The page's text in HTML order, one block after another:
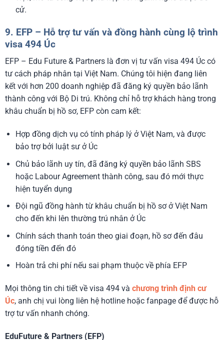
cử.
9. EFP – Hỗ trợ tư vấn và đồng hành cùng lộ trình
visa 494 Úc
EFP – Edu Future & Partners là đơn vị tư vấn visa 494 Úc có
tư cách pháp nhân tại Việt Nam. Chúng tôi hiện đang liên
kết với hơn 200 doanh nghiệp đã đăng ký quyền bảo lãnh
thành công với Bộ Di trú. Không chỉ hỗ trợ khách hàng trong
khâu chuẩn bị hồ sơ, EFP còn cam kết:
Hợp đồng dịch vụ có tính pháp lý ở Việt Nam, và được
bảo trợ bởi luật sư ở Úc
Chủ bảo lãnh uy tín, đã đăng ký quyền bảo lãnh SBS
hoặc Labour Agreement thành công, sau đó mới thực
hiện tuyển dụng
Đội ngũ đồng hành từ khâu chuẩn bị hồ sơ ở Việt Nam
cho đến khi lên thường trú nhân ở Úc
Chính sách thanh toán theo giai đoạn, hồ sơ đến đâu
đóng tiền đến đó
Hoàn trả chi phí nếu sai phạm thuộc về phía EFP
Mọi thông tin chi tiết về visa 494 và chương trình định cư
Úc, anh chị vui lòng liên hệ hotline hoặc fanpage để được hỗ
trợ tư vấn nhanh chóng.
EduFuture & Partners (EFP)